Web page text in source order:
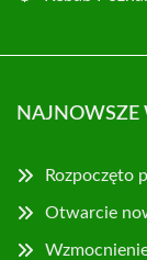
NAJNOWSZE
Rozpoczęto
Otwarcie